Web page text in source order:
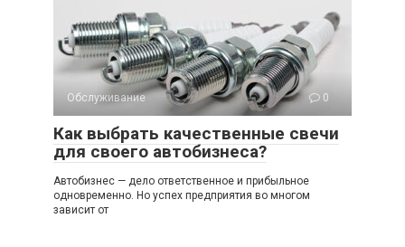
Обслуживание 0
Как выбрать качественные свечи
для своего автобизнеса?
Автобизнес — дело ответственное и прибыльное
одновременно. Но успех предприятия во многом
зависит от